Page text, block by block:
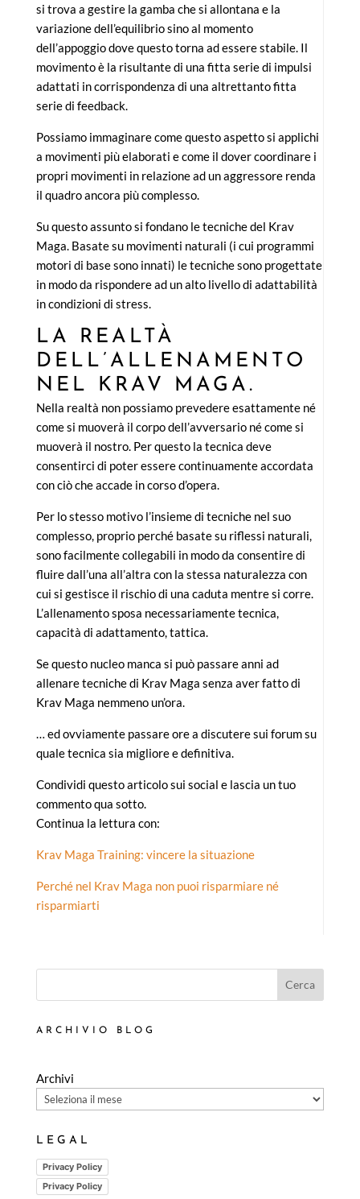
si trova a gestire la gamba che si allontana e la
variazione dell’equilibrio sino al momento
dell’appoggio dove questo torna ad essere stabile. Il
movimento è la risultante di una fitta serie di impulsi
adattati in corrispondenza di una altrettanto fitta
serie di feedback.
Possiamo immaginare come questo aspetto si applichi
a movimenti più elaborati e come il dover coordinare i
propri movimenti in relazione ad un aggressore renda
il quadro ancora più complesso.
Su questo assunto si fondano le tecniche del Krav
Maga. Basate su movimenti naturali (i cui programmi
motori di base sono innati) le tecniche sono progettate
in modo da rispondere ad un alto livello di adattabilità
in condizioni di stress.
LA REALTÀ
DELL’ALLENAMENTO
NEL KRAV MAGA.
Nella realtà non possiamo prevedere esattamente né
come si muoverà il corpo dell’avversario né come si
muoverà il nostro. Per questo la tecnica deve
consentirci di poter essere continuamente accordata
con ciò che accade in corso d’opera.
Per lo stesso motivo l’insieme di tecniche nel suo
complesso, proprio perché basate su riflessi naturali,
sono facilmente collegabili in modo da consentire di
fluire dall’una all’altra con la stessa naturalezza con
cui si gestisce il rischio di una caduta mentre si corre.
L’allenamento sposa necessariamente tecnica,
capacità di adattamento, tattica.
Se questo nucleo manca si può passare anni ad
allenare tecniche di Krav Maga senza aver fatto di
Krav Maga nemmeno un’ora.
… ed ovviamente passare ore a discutere sui forum su
quale tecnica sia migliore e definitiva.
Condividi questo articolo sui social e lascia un tuo
commento qua sotto.
Continua la lettura con:
Krav Maga Training: vincere la situazione
Perché nel Krav Maga non puoi risparmiare né
risparmiarti
Cerca
ARCHIVIO BLOG
Archivi
LEGAL
Privacy Policy
Privacy Policy